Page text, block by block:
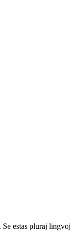
estas pluraj lingvoj